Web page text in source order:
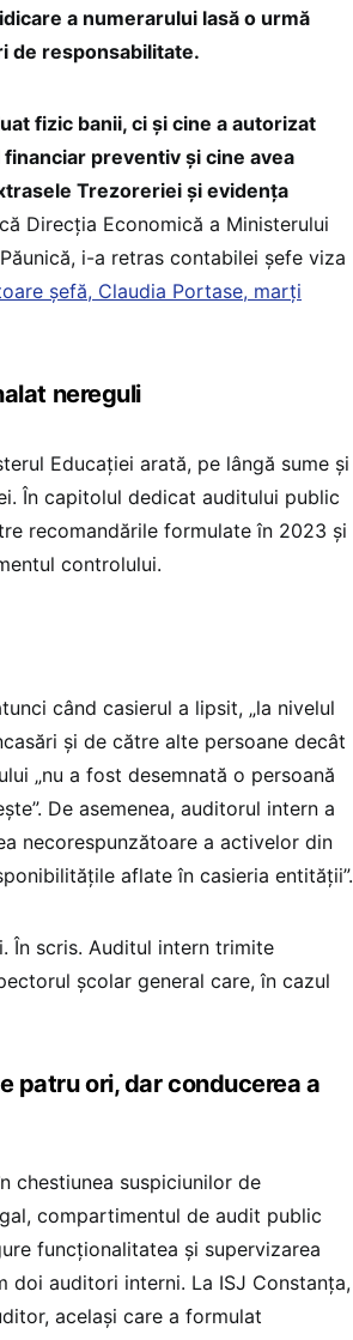
a numerarului lasă o urmă
de responsabilitate.
fizic banii, ci și cine a autorizat
preventiv și cine avea
Trezoreriei și evidența
Direcția Economică a Ministerului
i-a retras contabilei șefe viza
șefă, Claudia Portase, marți
nereguli
Educației arată, pe lângă sume și
În capitolul dedicat auditului public
recomandările formulate în 2023 și
controlului.
când casierul a lipsit, „la nivelul
și de către alte persoane decât
„nu a fost desemnată o persoană
De asemenea, auditorul intern a
necorespunzătoare a activelor din
aflate în casieria entității”.
În scris. Auditul intern trimite
școlar general care, în cazul
patru ori, dar conducerea a
chestiunea suspiciunilor de
compartimentul de audit public
funcționalitatea și supervizarea
doi auditori interni. La ISJ Constanța,
același care a formulat